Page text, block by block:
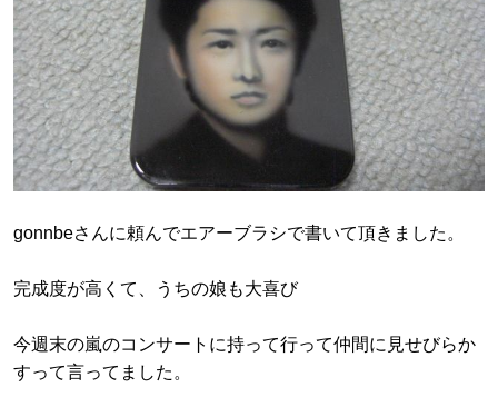
gonnbeさんに頼んでエアーブラシで書いて頂きました。
完成度が高くて、うちの娘も大喜び
今週末の嵐のコンサートに持って行って仲間に見せびらか
すって言ってました。